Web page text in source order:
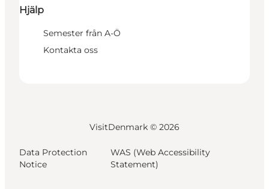
Hjälp
Semester från A-Ö
Kontakta oss
VisitDenmark © 2026
Data Protection
Notice
WAS (Web Accessibility
Statement)